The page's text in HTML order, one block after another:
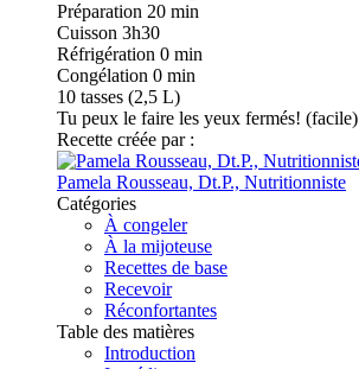
Préparation 20 min
Cuisson 3h30
Réfrigération 0 min
Congélation 0 min
10 tasses (2,5 L)
Tu peux le faire les yeux fermés! (facile)
Recette créée par :
Pamela Rousseau, Dt.P., Nutritionniste
Catégories
À congeler
À la mijoteuse
Recettes de base
Recevoir
Réconfortantes
Table des matières
Introduction